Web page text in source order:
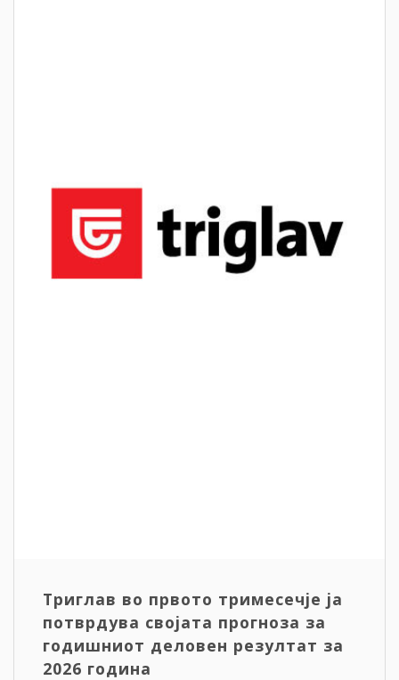
Триглав во првото тримесечје ја
потврдува својата прогноза за
годишниот деловен резултат за
2026 година